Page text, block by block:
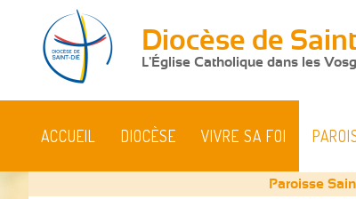
Diocèse de
L'Église Catholique dans les
ACCUEIL DIOCÈSE VIVRE SA FOI
Paroisse